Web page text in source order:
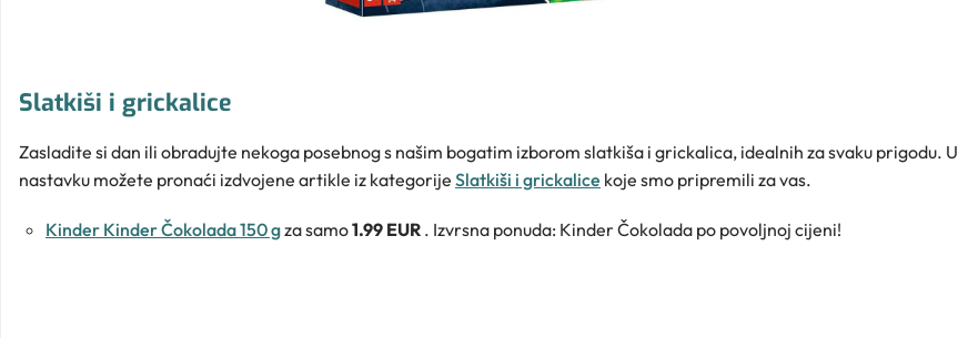
Slatkiši i grickalice
Zasladite si dan ili obradujte nekoga posebnog s našim bogatim izborom slatkiša i grickalica, idealnih za svaku prigodu. U
nastavku možete pronaći izdvojene artikle iz kategorije Slatkiši i grickalice koje smo pripremili za vas.
Kinder Kinder Čokolada 150 gza samo1.99 EUR . Izvrsna ponuda: Kinder Čokolada po povoljnoj cijeni!